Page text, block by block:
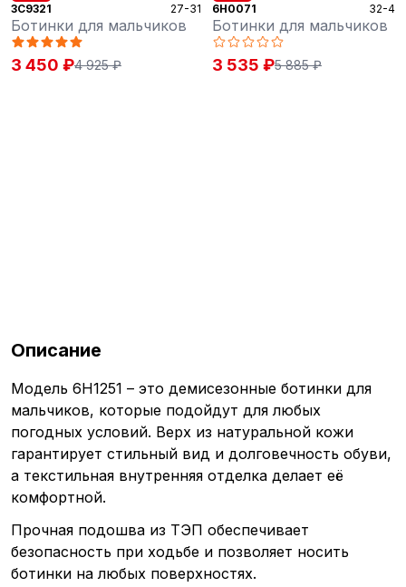
3C9321
27-31
Ботинки для мальчиков
3 450 ₽4 925 ₽
6H0071
32-40
Ботинки для мальчиков
3 535 ₽5 885 ₽
Описание
Модель 6H1251 – это демисезонные ботинки для
мальчиков, которые подойдут для любых
погодных условий. Верх из натуральной кожи
гарантирует стильный вид и долговечность обуви,
а текстильная внутренняя отделка делает её
комфортной.
Прочная подошва из ТЭП обеспечивает
безопасность при ходьбе и позволяет носить
ботинки на любых поверхностях.